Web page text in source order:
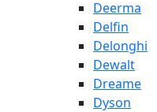
Deerma
Delfin
Delonghi
Dewalt
Dreame
Dyson